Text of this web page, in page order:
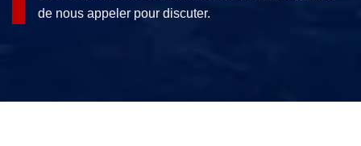
de nous appeler pour discuter.